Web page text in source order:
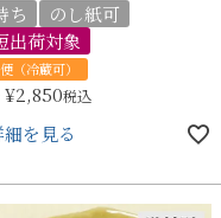
ち
のし紙可
出荷対象
（冷蔵可）
¥2,850税込
を見る